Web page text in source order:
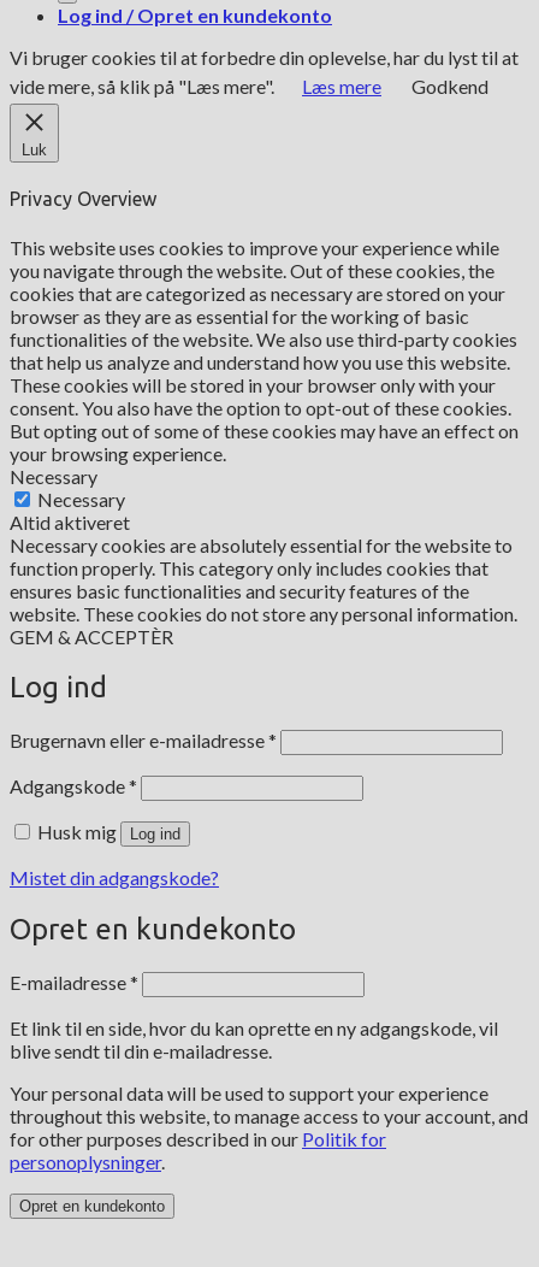
Log ind / Opret en kundekonto
Vi bruger cookies til at forbedre din oplevelse, har du lyst til at
vide mere, så klik på "Læs mere".
Læs mere Godkend
Luk
Privacy Overview
This website uses cookies to improve your experience while
you navigate through the website. Out of these cookies, the
cookies that are categorized as necessary are stored on your
browser as they are as essential for the working of basic
functionalities of the website. We also use third-party cookies
that help us analyze and understand how you use this website.
These cookies will be stored in your browser only with your
consent. You also have the option to opt-out of these cookies.
But opting out of some of these cookies may have an effect on
your browsing experience.
Necessary
Necessary
Altid aktiveret
Necessary cookies are absolutely essential for the website to
function properly. This category only includes cookies that
ensures basic functionalities and security features of the
website. These cookies do not store any personal information.
GEM & ACCEPTÈR
Log ind
Brugernavn eller e-mailadresse*
Adgangskode*
Husk mig Log ind
Mistet din adgangskode?
Opret en kundekonto
E-mailadresse*
Et link til en side, hvor du kan oprette en ny adgangskode, vil
blive sendt til din e-mailadresse.
Your personal data will be used to support your experience
throughout this website, to manage access to your account, and
for other purposes described in our Politik for
personoplysninger.
Opret en kundekonto